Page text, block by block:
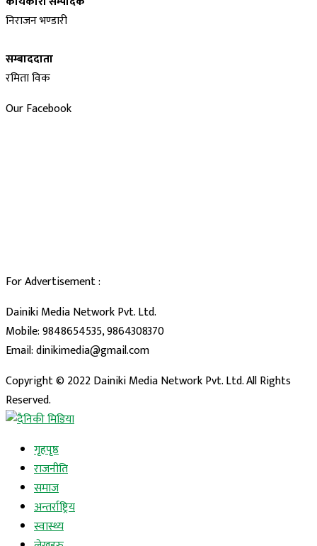
निराजन भण्डारी
सम्बाददाता
रमिता विक
Our Facebook
For Advertisement :
Dainiki Media Network Pvt. Ltd.
Mobile: 9848654535, 9864308370
Email: dinikimedia@gmail.com
Copyright © 2022 Dainiki Media Network Pvt. Ltd. All Rights
Reserved.
गृहपृष्ठ
राजनीति
समाज
अन्तर्राष्ट्रिय
स्वास्थ्य